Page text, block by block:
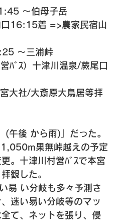
〜伯母子岳
16:15着 =>農家民宿山
〜三浦峠
ﾞｽ）十津川温泉/蕨尾口
大社/大斎原大鳥居等拝
午後 から雨)」だった。
果無峠越えの予定
。十津川村営ﾊﾞｽで本宮
観した。
易 い分岐も多々予測さ
迷い易い分岐等のマッ
て、ネットを張り、侵